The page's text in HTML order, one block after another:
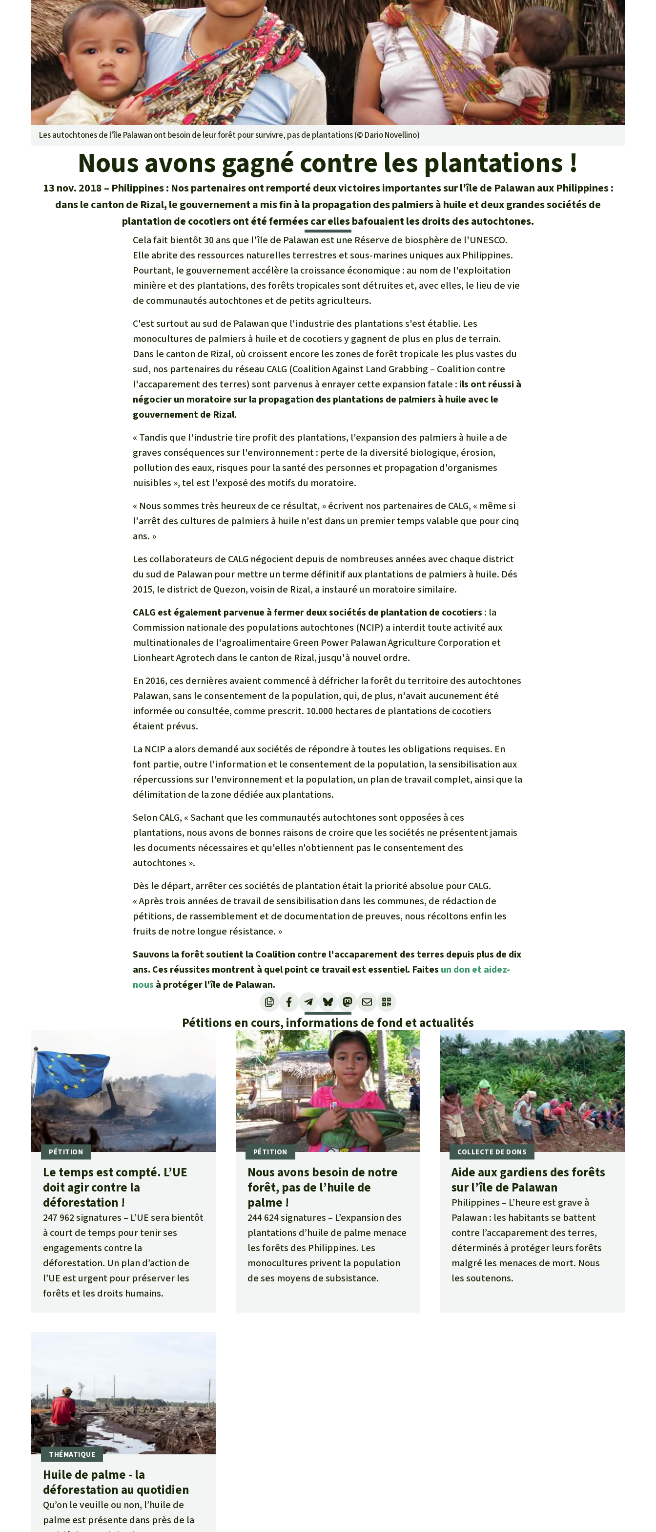
Les biocarburants
L’aluminium
L'élevage industriel
L'or
L'accaparement des terres
Le braconnage
Les barrages
Le ciment et le béton
Les routes
Lutte contre les
incendies de forêt et
prévention
Collecte de fonds
Les autochtones de l'île Palawan ont besoin de leur forêt pour survivre, pas de plantations (© Dario Novellino)
Nous avons gagné contre les plantations !
13 nov. 2018
Philippines : Nos partenaires ont remporté deux victoires importantes sur l'île de Palawan aux Philippines :
dans le canton de Rizal, le gouvernement a mis fin à la propagation des palmiers à huile et deux grandes sociétés de
plantation de cocotiers ont été fermées car elles bafouaient les droits des autochtones.
Cela fait bientôt 30 ans que l'île de Palawan est une Réserve de biosphère de l'UNESCO.
Elle abrite des ressources naturelles terrestres et sous-marines uniques aux Philippines.
Pourtant, le gouvernement accélère la croissance économique : au nom de l'exploitation
minière et des plantations, des forêts tropicales sont détruites et, avec elles, le lieu de vie
de communautés autochtones et de petits agriculteurs.
C'est surtout au sud de Palawan que l'industrie des plantations s'est établie. Les
monocultures de palmiers à huile et de cocotiers y gagnent de plus en plus de terrain.
Dans le canton de Rizal, où croissent encore les zones de forêt tropicale les plus vastes du
sud, nos partenaires du réseau CALG (Coalition Against Land Grabbing – Coalition contre
l'accaparement des terres) sont parvenus à enrayer cette expansion fatale : ils ont réussi à
négocier un moratoire sur la propagation des plantations de palmiers à huile avec le
gouvernement de Rizal.
« Tandis que l'industrie tire profit des plantations, l'expansion des palmiers à huile a de
graves conséquences sur l'environnement : perte de la diversité biologique, érosion,
pollution des eaux, risques pour la santé des personnes et propagation d'organismes
nuisibles », tel est l'exposé des motifs du moratoire.
« Nous sommes très heureux de ce résultat, » écrivent nos partenaires de CALG, « même si
l'arrêt des cultures de palmiers à huile n'est dans un premier temps valable que pour cinq
ans. »
Les collaborateurs de CALG négocient depuis de nombreuses années avec chaque district
du sud de Palawan pour mettre un terme définitif aux plantations de palmiers à huile. Dés
2015, le district de Quezon, voisin de Rizal, a instauré un moratoire similaire.
CALG est également parvenue à fermer deux sociétés de plantation de cocotiers : la
Commission nationale des populations autochtones (NCIP) a interdit toute activité aux
multinationales de l'agroalimentaire Green Power Palawan Agriculture Corporation et
Lionheart Agrotech dans le canton de Rizal, jusqu'à nouvel ordre.
En 2016, ces dernières avaient commencé à défricher la forêt du territoire des autochtones
Palawan, sans le consentement de la population, qui, de plus, n'avait aucunement été
informée ou consultée, comme prescrit. 10.000 hectares de plantations de cocotiers
étaient prévus.
La NCIP a alors demandé aux sociétés de répondre à toutes les obligations requises. En
font partie, outre l'information et le consentement de la population, la sensibilisation aux
répercussions sur l'environnement et la population, un plan de travail complet, ainsi que la
délimitation de la zone dédiée aux plantations.
Selon CALG, « Sachant que les communautés autochtones sont opposées à ces
plantations, nous avons de bonnes raisons de croire que les sociétés ne présentent jamais
les documents nécessaires et qu'elles n'obtiennent pas le consentement des
autochtones ».
Dès le départ, arrêter ces sociétés de plantation était la priorité absolue pour CALG.
« Après trois années de travail de sensibilisation dans les communes, de rédaction de
pétitions, de rassemblement et de documentation de preuves, nous récoltons enfin les
fruits de notre longue résistance. »
Sauvons la forêt soutient la Coalition contre l'accaparement des terres depuis plus de dix
ans. Ces réussites montrent à quel point ce travail est essentiel. Faites un don et aidez-
nous à protéger l'île de Palawan.
Pétitions en cours, informations de fond et actualités
Le temps est compté. L’UE
doit agir contre la
déforestation !
247 962 signatures
L’UE sera bientôt
à court de temps pour tenir ses
engagements contre la
déforestation. Un plan d’action de
l’UE est urgent pour préserver les
forêts et les droits humains.
Nous avons besoin de notre
forêt, pas de l’huile de
palme !
244 624 signatures
L’expansion des
plantations d’huile de palme menace
les forêts des Philippines. Les
monocultures privent la population
de ses moyens de subsistance.
Aide aux gardiens des forêts
sur l’île de Palawan
Philippines
L’heure est grave à
Palawan : les habitants se battent
contre l’accaparement des terres,
déterminés à protéger leurs forêts
malgré les menaces de mort. Nous
les soutenons.
Huile de palme - la
déforestation au quotidien
Qu’on le veuille ou non, l’huile de
palme est présente dans près de la